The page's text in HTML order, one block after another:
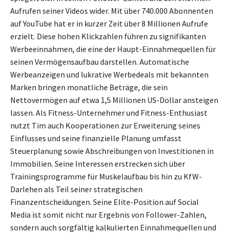
Aufrufen seiner Videos wider. Mit über 740.000 Abonnenten
auf YouTube hat er in kurzer Zeit über 8 Millionen Aufrufe
erzielt. Diese hohen Klickzahlen führen zu signifikanten
Werbeeinnahmen, die eine der Haupt-Einnahmequellen für
seinen Vermögensaufbau darstellen. Automatische
Werbeanzeigen und lukrative Werbedeals mit bekannten
Marken bringen monatliche Beträge, die sein
Nettovermögen auf etwa 1,5 Millionen US-Dollar ansteigen
lassen. Als Fitness-Unternehmer und Fitness-Enthusiast
nutzt Tim auch Kooperationen zur Erweiterung seines
Einflusses und seine finanzielle Planung umfasst
Steuerplanung sowie Abschreibungen von Investitionen in
Immobilien. Seine Interessen erstrecken sich über
Trainingsprogramme für Muskelaufbau bis hin zu KfW-
Darlehen als Teil seiner strategischen
Finanzentscheidungen. Seine Elite-Position auf Social
Media ist somit nicht nur Ergebnis von Follower-Zahlen,
sondern auch sorgfältig kalkulierten Einnahmequellen und